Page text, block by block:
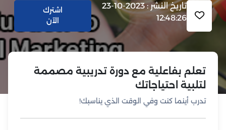
تعلم بفاعلية مع دورة تدريبية مصممة
لتلبية احتياجاتك
تدرب أينما كنت وفي الوقت الذي يناسبك!
تاريخ النشر : 2023-10-23
12:48:26
اشترك
الآن